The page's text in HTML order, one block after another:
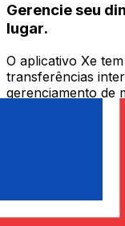
Gerencie seu
lugar.
O aplicativo Xe
transferências
gerenciamento de